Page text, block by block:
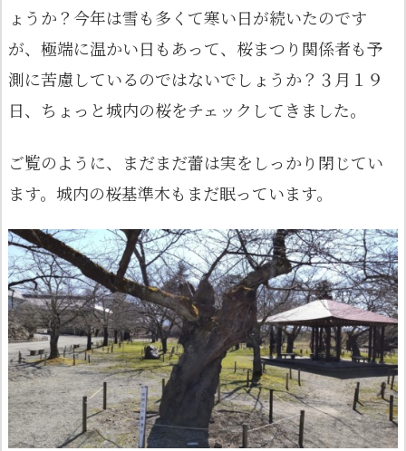
ょうか？今年は雪も多くて寒い日が続いたのです
が、極端に温かい日もあって、桜まつり関係者も予
測に苦慮しているのではないでしょうか？３月１９
日、ちょっと城内の桜をチェックしてきました。
ご覧のように、まだまだ蕾は実をしっかり閉じてい
ます。城内の桜基準木もまだ眠っています。